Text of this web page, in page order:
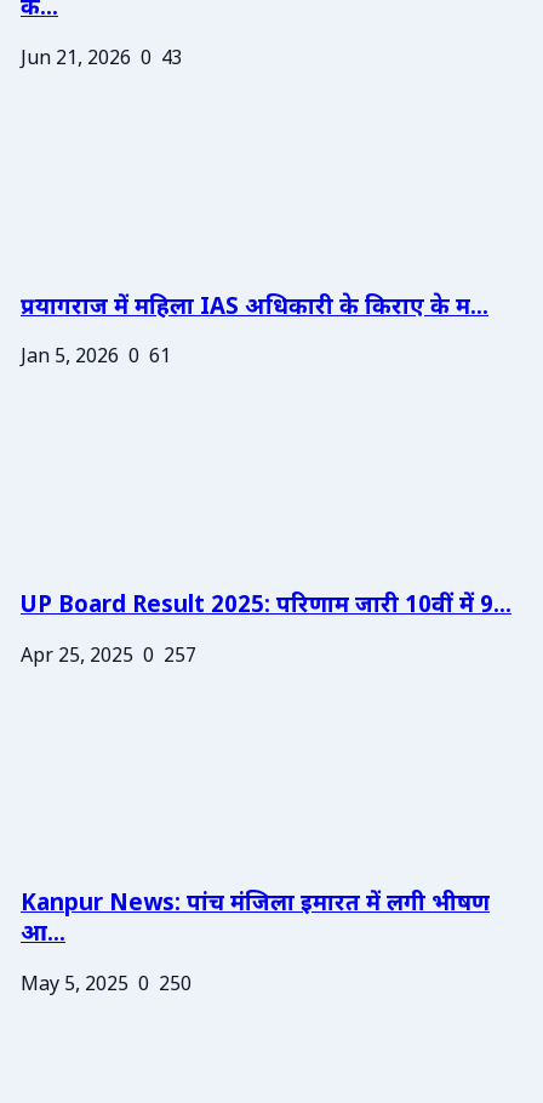
के...
Jun 21, 2026 0 43
प्रयागराज में महिला IAS अधिकारी के किराए के म...
Jan 5, 2026 0 61
UP Board Result 2025: परिणाम जारी 10वीं में 9...
Apr 25, 2025 0 257
Kanpur News: पांच मंजिला इमारत में लगी भीषण
आ...
May 5, 2025 0 250